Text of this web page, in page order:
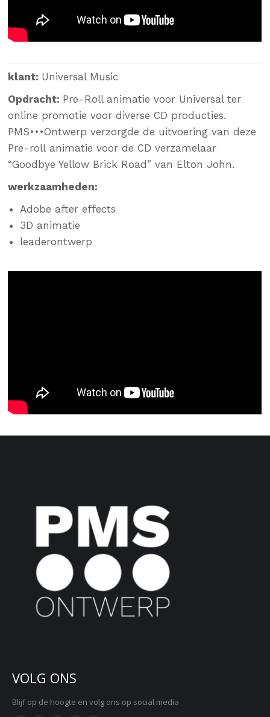
klant: Universal Music
Opdracht: Pre-Roll animatie voor Universal ter
online promotie voor diverse CD producties.
PMS•••Ontwerp verzorgde de uitvoering van deze
Pre-roll animatie voor de CD verzamelaar
“Goodbye Yellow Brick Road” van Elton John.
werkzaamheden:
Adobe after effects
3D animatie
leaderontwerp
VOLG ONS
Blijf op de hoogte en volg ons op social media